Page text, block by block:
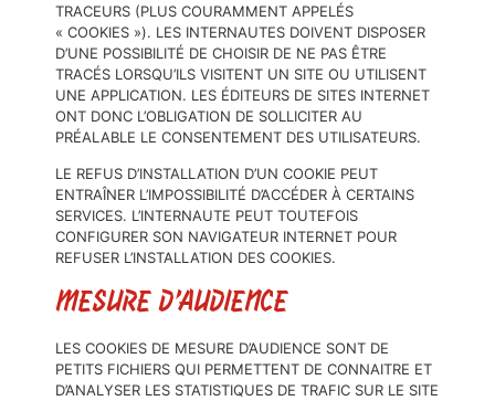
TRACEURS (PLUS COURAMMENT APPELÉS
« COOKIES »). LES INTERNAUTES DOIVENT DISPOSER
D’UNE POSSIBILITÉ DE CHOISIR DE NE PAS ÊTRE
TRACÉS LORSQU’ILS VISITENT UN SITE OU UTILISENT
UNE APPLICATION. LES ÉDITEURS DE SITES INTERNET
ONT DONC L’OBLIGATION DE SOLLICITER AU
PRÉALABLE LE CONSENTEMENT DES UTILISATEURS.
LE REFUS D’INSTALLATION D’UN COOKIE PEUT
ENTRAÎNER L’IMPOSSIBILITÉ D’ACCÉDER À CERTAINS
SERVICES. L’INTERNAUTE PEUT TOUTEFOIS
CONFIGURER SON NAVIGATEUR INTERNET POUR
REFUSER L’INSTALLATION DES COOKIES.
MESURE D’AUDIENCE
LES COOKIES DE MESURE D’AUDIENCE SONT DE
PETITS FICHIERS QUI PERMETTENT DE CONNAITRE ET
D’ANALYSER LES STATISTIQUES DE TRAFIC SUR LE SITE